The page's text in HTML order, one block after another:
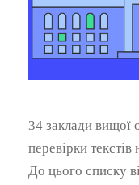
34 заклади вищої
перевірки текстів
До цього списку